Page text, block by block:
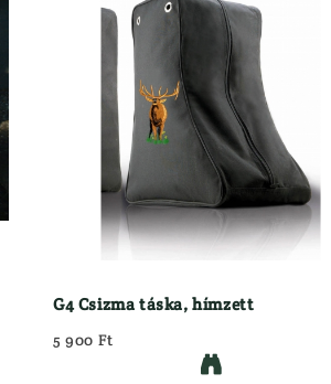
Használt Drilling/vegyes Csövű
Használt Golyós Fegyver
Használt Sörétes Fegyver
Maroklőfegyver
JÁTÉKFIGURÁK
KEDVEZMÉNYES VÁSÁR
KIFUTÓ MARTTIINI AKCIÓ
KUTYÁS FELSZERELÉS
G4 Csizma táska, hímzett
5 900 Ft
